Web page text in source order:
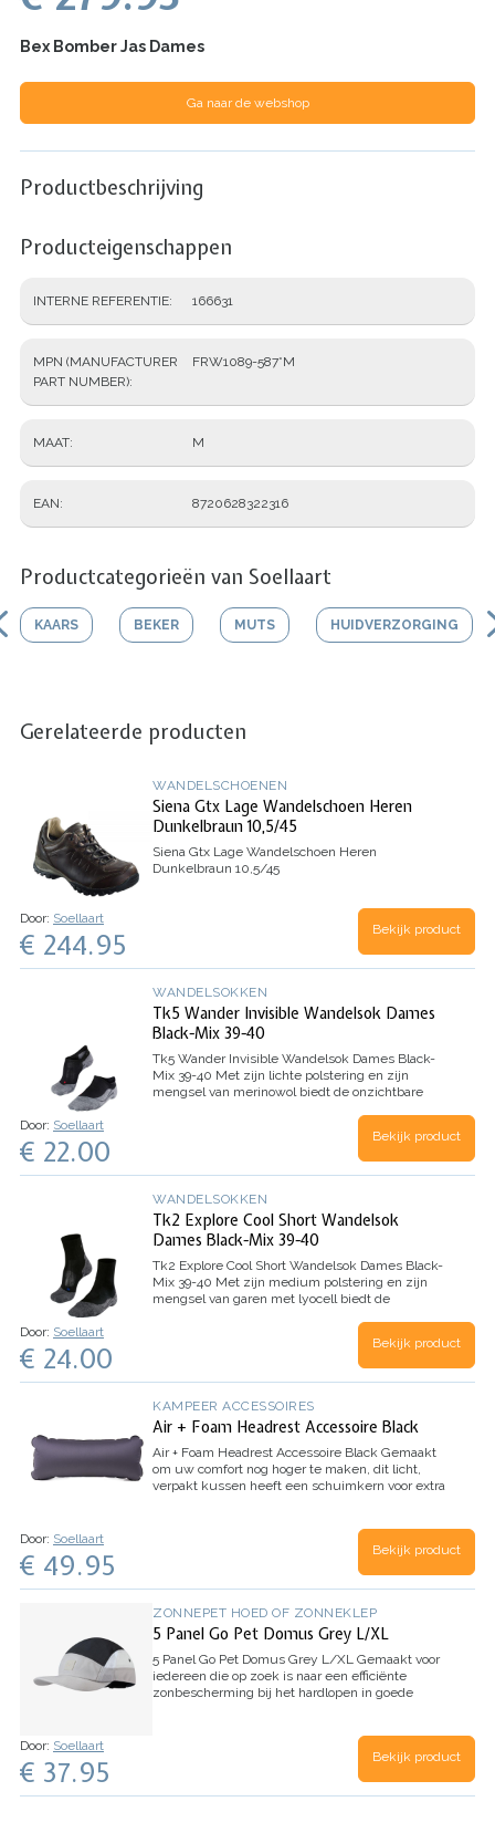
Bex Bomber Jas Dames
Ga naar de webshop
Productbeschrijving
Producteigenschappen
INTERNE REFERENTIE 166631
MPN (MANUFACTURER
PART NUMBER)
FRW1089-587*M
MAAT M
EAN 8720628322316
Productcategorieën van Soellaart
KAARS BEKER MUTS HUIDVERZORGING
Gerelateerde producten
WANDELSCHOENEN
Siena Gtx Lage Wandelschoen Heren
Dunkelbraun 10,5/45
Siena Gtx Lage Wandelschoen Heren
Dunkelbraun 10,5/45
Door: Soellaart
€ 244.95 Bekijk product
WANDELSOKKEN
Tk5 Wander Invisible Wandelsok Dames
Black-Mix 39-40
Tk5 Wander Invisible Wandelsok Dames Black-
Mix 39-40 Met zijn lichte polstering en zijn
mengsel van merinowol biedt de onzichtbare
en een goede warmte-isolatie tijdens citytrips of
Door: Soellaart
€ 22.00 Bekijk product
WANDELSOKKEN
Tk2 Explore Cool Short Wandelsok
Dames Black-Mix 39-40
Tk2 Explore Cool Short Wandelsok Dames Black-
Mix 39-40 Met zijn medium polstering en zijn
mengsel van garen met lyocell biedt de
comfort en comfortabele ventilatie tijdens
Door: Soellaart
€ 24.00 Bekijk product
KAMPEER ACCESSOIRES
Air + Foam Headrest Accessoire Black
Air + Foam Headrest Accessoire Black Gemaakt
om uw comfort nog hoger te maken, dit licht,
verpakt kussen heeft een schuimkern voor extra
Door: Soellaart
€ 49.95 Bekijk product
ZONNEPET HOED OF ZONNEKLEP
5 Panel Go Pet Domus Grey L/XL
5 Panel Go Pet Domus Grey L/XL Gemaakt voor
iedereen die op zoek is naar een efficiënte
zonbescherming bij het hardlopen in goede
Door: Soellaart
€ 37.95 Bekijk product